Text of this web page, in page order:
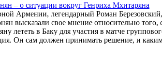
– о ситуации вокруг Генриха Мхитаряна
Армении, легендарный Роман
высказали свое мнение относительно
лететь в Баку для участия в матче
Он сам должен принимать решение, и